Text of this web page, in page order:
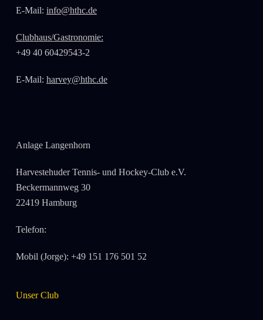
E-Mail: info@hthc.de
Clubhaus/Gastronomie:
+49 40 60429543-2
E-Mail: harvey@hthc.de
Anlage Langenhorn
Harvestehuder Tennis- und Hockey-Club e.V.
Beckermannweg 30
22419 Hamburg
Telefon:
Mobil (Jorge): +49 151 176 501 52
Unser Club